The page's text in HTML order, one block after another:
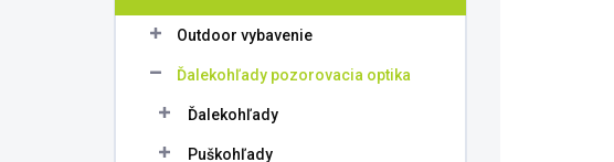
č
kategórie
Outdoor vybavenie
Ďalekohľady pozorovacia optika
Ďalekohľady
Puškohľady